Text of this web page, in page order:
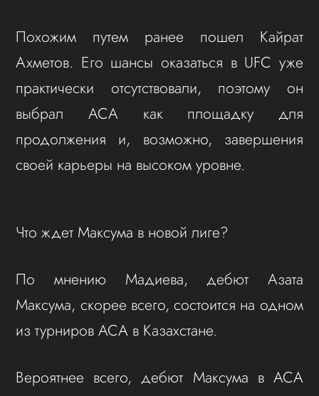
Похожим путем ранее пошел Кайрат
Ахметов. Его шансы оказаться в UFC уже
практически отсутствовали, поэтому он
выбрал ACA как площадку для
продолжения и, возможно, завершения
своей карьеры на высоком уровне.
Что ждет Максума в новой лиге?
По мнению Мадиева, дебют Азата
Максума, скорее всего, состоится на одном
из турниров ACA в Казахстане.
Вероятнее всего, дебют Максума в ACA